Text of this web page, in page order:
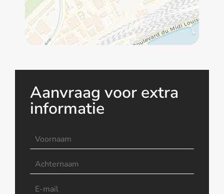
Aanvraag voor extra
informatie